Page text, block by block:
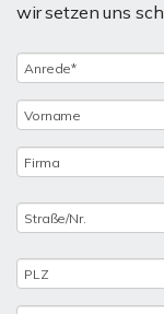
wir setzen uns